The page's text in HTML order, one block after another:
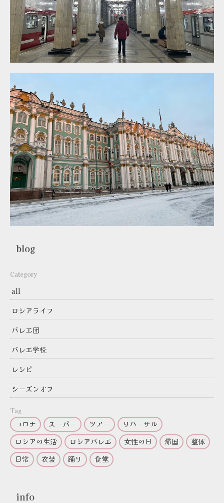
blog
Category
all
ロシアライフ
バレエ団
バレエ学校
レシピ
シーズンオフ
Tag
コロナ スーパー ツアー
リハーサル
ロシアの生活
ロシアバレエ 女性の日 帰国
整体
日常
衣装 踊り 食堂
info